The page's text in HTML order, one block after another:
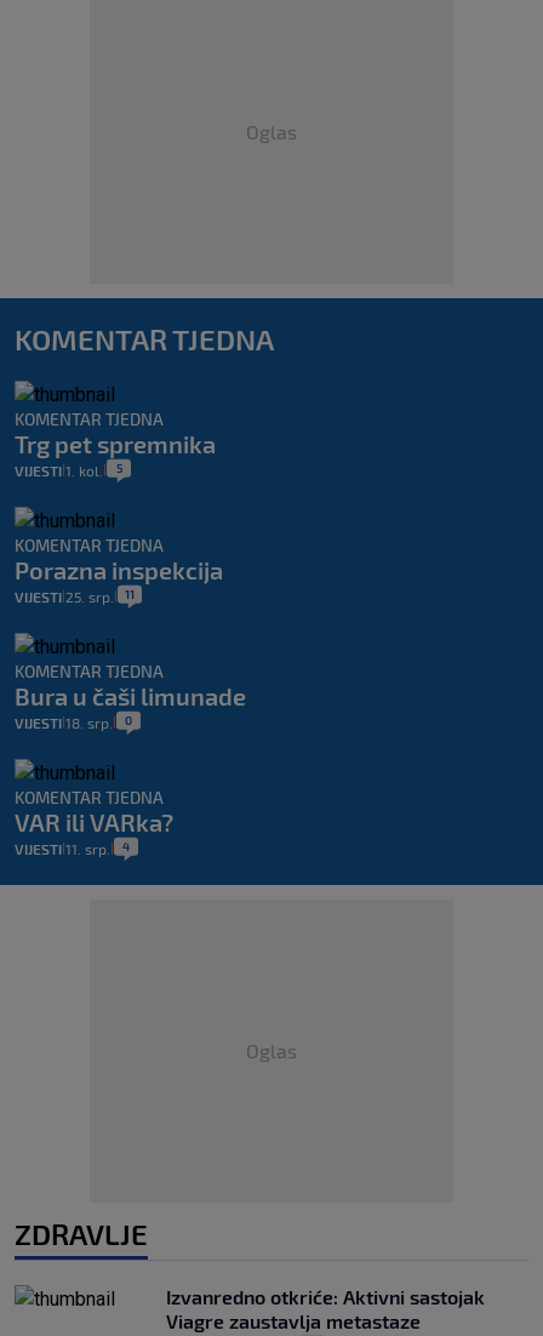
Oglas
KOMENTAR TJEDNA
KOMENTAR TJEDNA
Trg pet spremnika
VIJESTI 1. kol. 5
KOMENTAR TJEDNA
Porazna inspekcija
VIJESTI 25. srp. 11
KOMENTAR TJEDNA
Bura u čaši limunade
VIJESTI 18. srp. 0
KOMENTAR TJEDNA
VAR ili VARka?
VIJESTI 11. srp. 4
Oglas
ZDRAVLJE
Izvanredno otkriće: Aktivni sastojak
Viagre zaustavlja metastaze